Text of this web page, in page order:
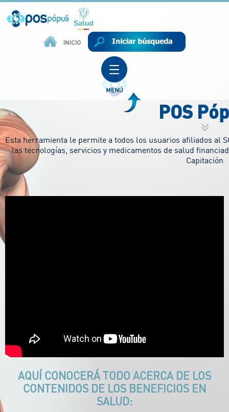
POS
Esta herramienta le permite a todos los usuarios afiliados al
las tecnologías, servicios y medicamentos de salud
Capitación
AQUÍ CONOCERÁ TODO ACERCA DE LOS
CONTENIDOS DE LOS BENEFICIOS EN
SALUD: